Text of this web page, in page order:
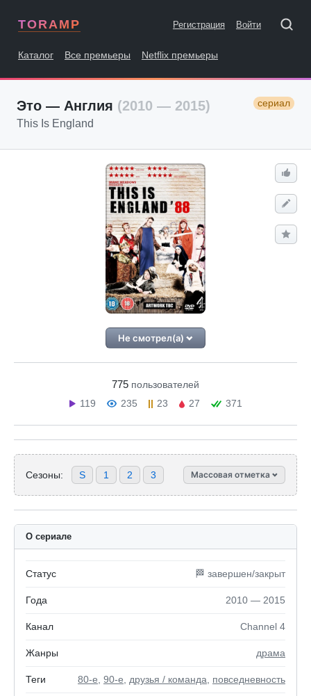
TORAMP Регистрация Войти
Каталог Все премьеры Netflix премьеры
Это — Англия (2010 — 2015) сериал
This Is England
Не смотрел(а)
775 пользователей
119
235 23 27 371
Сезоны: S 1 2 3 Массовая отметка
О сериале
Статус 🏁 завершен/закрыт
Года 2010 — 2015
Канал Channel 4
Жанры драма
Теги 80-е 90-е друзья / команда повседневность